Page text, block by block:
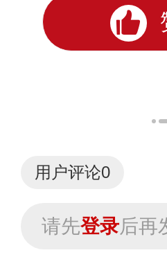
用户评论0
请先登录后再